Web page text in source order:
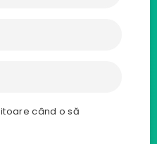
când o să